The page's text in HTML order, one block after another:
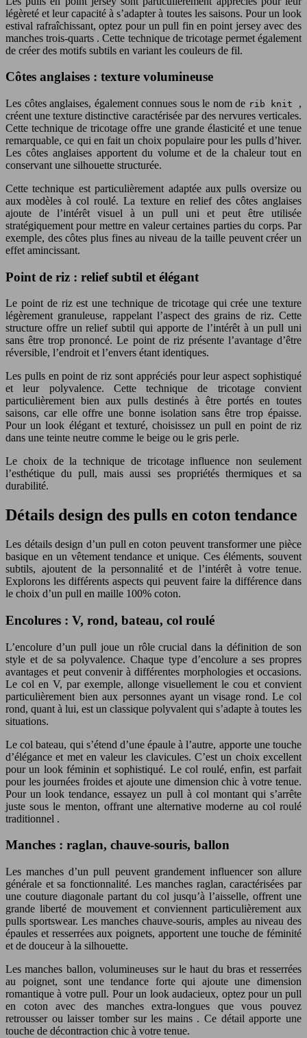
légèreté et leur capacité à s’adapter à toutes les saisons. Pour un look
estival rafraîchissant, optez pour un pull fin en point jersey avec des
manches trois-quarts . Cette technique de tricotage permet également
de créer des motifs subtils en variant les couleurs de fil.
Côtes anglaises : texture volumineuse
Les côtes anglaises, également connues sous le nom de rib knit ,
créent une texture distinctive caractérisée par des nervures verticales.
Cette technique de tricotage offre une grande élasticité et une tenue
remarquable, ce qui en fait un choix populaire pour les pulls d’hiver.
Les côtes anglaises apportent du volume et de la chaleur tout en
conservant une silhouette structurée.
Cette technique est particulièrement adaptée aux pulls oversize ou
aux modèles à col roulé. La texture en relief des côtes anglaises
ajoute de l’intérêt visuel à un pull uni et peut être utilisée
stratégiquement pour mettre en valeur certaines parties du corps. Par
exemple, des côtes plus fines au niveau de la taille peuvent créer un
effet amincissant.
Point de riz : relief subtil et élégant
Le point de riz est une technique de tricotage qui crée une texture
légèrement granuleuse, rappelant l’aspect des grains de riz. Cette
structure offre un relief subtil qui apporte de l’intérêt à un pull uni
sans être trop prononcé. Le point de riz présente l’avantage d’être
réversible, l’endroit et l’envers étant identiques.
Les pulls en point de riz sont appréciés pour leur aspect sophistiqué
et leur polyvalence. Cette technique de tricotage convient
particulièrement bien aux pulls destinés à être portés en toutes
saisons, car elle offre une bonne isolation sans être trop épaisse.
Pour un look élégant et texturé, choisissez un pull en point de riz
dans une teinte neutre comme le beige ou le gris perle.
Le choix de la technique de tricotage influence non seulement
l’esthétique du pull, mais aussi ses propriétés thermiques et sa
durabilité.
Détails design des pulls en coton tendance
Les détails design d’un pull en coton peuvent transformer une pièce
basique en un vêtement tendance et unique. Ces éléments, souvent
subtils, ajoutent de la personnalité et de l’intérêt à votre tenue.
Explorons les différents aspects qui peuvent faire la différence dans
le choix d’un pull en maille 100% coton.
Encolures : V, rond, bateau, col roulé
L’encolure d’un pull joue un rôle crucial dans la définition de son
style et de sa polyvalence. Chaque type d’encolure a ses propres
avantages et peut convenir à différentes morphologies et occasions.
Le col en V, par exemple, allonge visuellement le cou et convient
particulièrement bien aux personnes ayant un visage rond. Le col
rond, quant à lui, est un classique polyvalent qui s’adapte à toutes les
situations.
Le col bateau, qui s’étend d’une épaule à l’autre, apporte une touche
d’élégance et met en valeur les clavicules. C’est un choix excellent
pour un look féminin et sophistiqué. Le col roulé, enfin, est parfait
pour les journées froides et ajoute une dimension chic à votre tenue.
Pour un look tendance, essayez un pull à col montant qui s’arrête
juste sous le menton, offrant une alternative moderne au col roulé
traditionnel .
Manches : raglan, chauve-souris, ballon
Les manches d’un pull peuvent grandement influencer son allure
générale et sa fonctionnalité. Les manches raglan, caractérisées par
une couture diagonale partant du col jusqu’à l’aisselle, offrent une
grande liberté de mouvement et conviennent particulièrement aux
pulls sportswear. Les manches chauve-souris, amples au niveau des
épaules et resserrées aux poignets, apportent une touche de féminité
et de douceur à la silhouette.
Les manches ballon, volumineuses sur le haut du bras et resserrées
au poignet, sont une tendance forte qui ajoute une dimension
romantique à votre pull. Pour un look audacieux, optez pour un pull
en coton avec des manches extra-longues que vous pouvez
retrousser ou laisser tomber sur les mains . Ce détail apporte une
touche de décontraction chic à votre tenue.